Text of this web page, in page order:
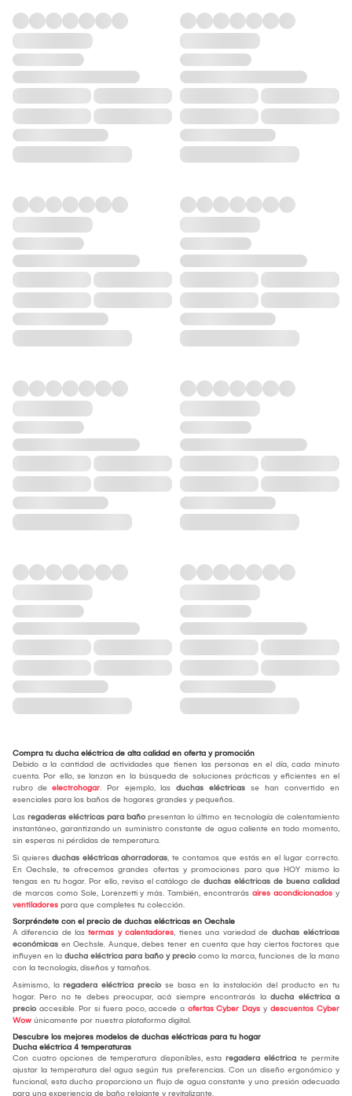
Compra tu ducha eléctrica de alta calidad en oferta y promoción
Debido a la cantidad de actividades que tienen las personas en el día, cada minuto
cuenta. Por ello, se lanzan en la búsqueda de soluciones prácticas y eficientes en el
rubro de electrohogar. Por ejemplo, las duchas eléctricas se han convertido en
esenciales para los baños de hogares grandes y pequeños.
Las regaderas eléctricas para baño presentan lo último en tecnología de calentamiento
instantáneo, garantizando un suministro constante de agua caliente en todo momento,
sin esperas ni pérdidas de temperatura.
Si quieres duchas eléctricas ahorradoras, te contamos que estás en el lugar correcto.
En Oechsle, te ofrecemos grandes ofertas y promociones para que HOY mismo lo
tengas en tu hogar. Por ello, revisa el catálogo de duchas eléctricas de buena calidad
de marcas como Sole, Lorenzetti y más. También, encontrarás aires acondicionados y
ventiladores para que completes tu colección.
Sorpréndete con el precio de duchas eléctricas en Oechsle
A diferencia de las termas y calentadores, tienes una variedad de duchas eléctricas
económicas en Oechsle. Aunque, debes tener en cuenta que hay ciertos factores que
influyen en la ducha eléctrica para baño y precio como la marca, funciones de la mano
con la tecnología, diseños y tamaños.
Asimismo, la regadera eléctrica precio se basa en la instalación del producto en tu
hogar. Pero no te debes preocupar, acá siempre encontrarás la ducha eléctrica a
precio accesible. Por si fuera poco, accede a ofertas Cyber Days y descuentos Cyber
Wow únicamente por nuestra plataforma digital.
Descubre los mejores modelos de duchas eléctricas para tu hogar
Ducha eléctrica 4 temperaturas
Con cuatro opciones de temperatura disponibles, esta regadera eléctrica te permite
ajustar la temperatura del agua según tus preferencias. Con un diseño ergonómico y
funcional, esta ducha proporciona un flujo de agua constante y una presión adecuada
para una experiencia de baño relajante y revitalizante.